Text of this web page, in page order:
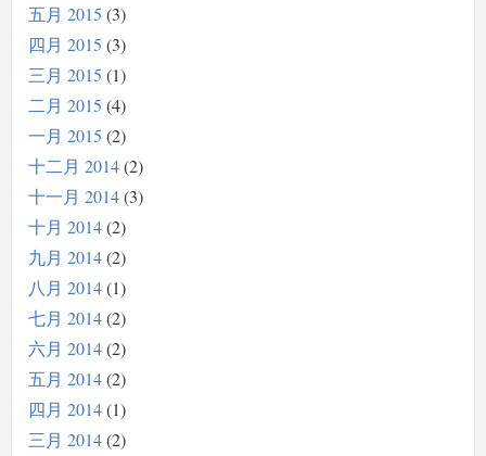
五月 2015 3
四月 2015 3
三月 2015 1
二月 2015 4
一月 2015 2
十二月 2014 2
十一月 2014 3
十月 2014 2
九月 2014 2
八月 2014 1
七月 2014 2
六月 2014 2
五月 2014 2
四月 2014 1
三月 2014 2